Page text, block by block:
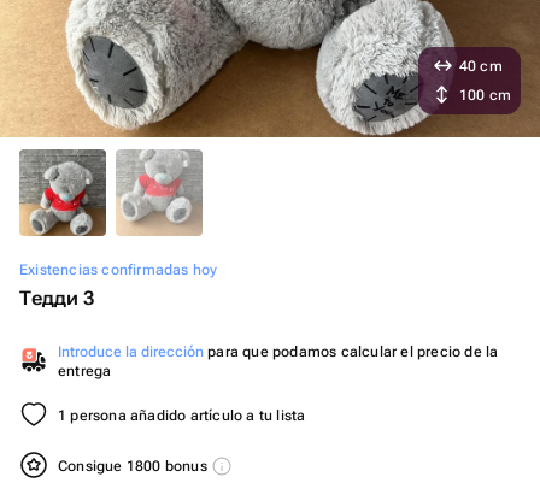
Existencias confirmadas hoy
Тедди 3
Introduce la dirección para que podamos calcular el precio de la
entrega
1 persona añadido artículo a tu lista
Consigue 1800 bonus
40 cm
100 cm